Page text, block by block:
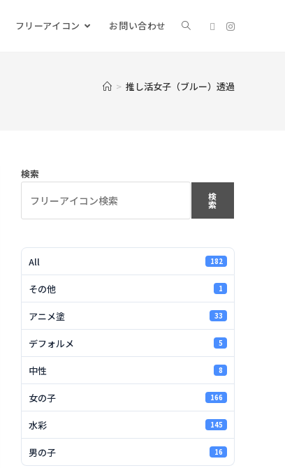
フリーアイコン お問い合わせ
> 推し活女子（ブルー）透過
検索
検
索
All 182
その他 1
アニメ塗 33
デフォルメ 5
中性 8
女の子 166
水彩 145
男の子 16